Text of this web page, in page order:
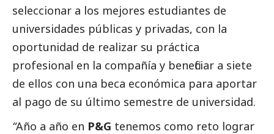
seleccionar a los mejores estudiantes de
universidades públicas y privadas, con la
oportunidad de realizar su práctica
profesional en la compañía y beneficiar a siete
de ellos con una beca económica para aportar
al pago de su último semestre de universidad.
“Año a año en P&G tenemos como reto lograr